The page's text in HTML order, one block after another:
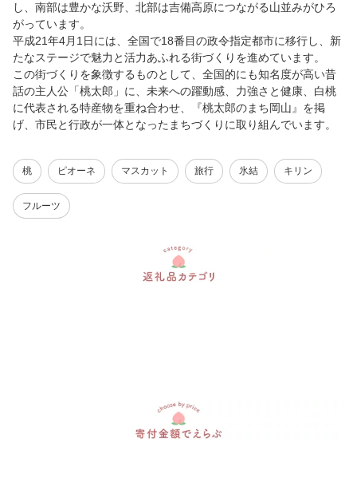
し、南部は豊かな沃野、北部は吉備高原につながる山並みがひろ
がっています。
平成21年4月1日には、全国で18番目の政令指定都市に移行し、新
たなステージで魅力と活力あふれる街づくりを進めています。
この街づくりを象徴するものとして、全国的にも知名度が高い昔
話の主人公「桃太郎」に、未来への躍動感、力強さと健康、白桃
に代表される特産物を重ね合わせ、『桃太郎のまち岡山』を掲
げ、市民と行政が一体となったまちづくりに取り組んでいます。
桃 ピオーネ マスカット 旅行 氷結 キリン
フルーツ